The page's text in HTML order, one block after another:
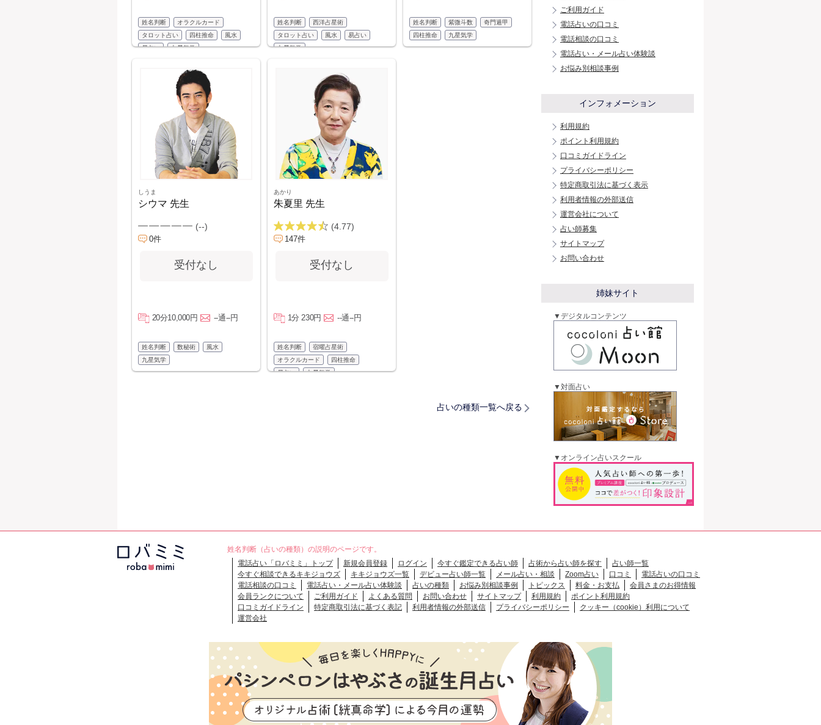
姓名判断
オラクルカード
タロット占い
四柱推命
風水
易占い
九星気学
姓名判断
西洋占星術
タロット占い
風水
易占い
九星気学
姓名判断 紫微斗数
奇門遁甲
四柱推命
九星気学
しうま
シウマ 先生
(--)
0件
受付なし
20分10,000円 --通--円
姓名判断 数秘術
風水
九星気学
あかり
朱夏里 先生
(4.77)
147件
受付なし
1分 230円 --通--円
姓名判断
宿曜占星術
オラクルカード
四柱推命
易占い
九星気学
占いの種類一覧へ戻る
ご利用ガイド
電話占いの口コミ
電話相談の口コミ
電話占い・メール占い体験談
お悩み別相談事例
インフォメーション
利用規約
ポイント利用規約
口コミガイドライン
プライバシーポリシー
特定商取引法に基づく表示
利用者情報の外部送信
運営会社について
占い師募集
サイトマップ
お問い合わせ
姉妹サイト
▼デジタルコンテンツ
▼対面占い
▼オンライン占いスクール
姓名判断（占いの種類）の説明のページです。
電話占い「ロバミミ」トップ
新規会員登録 ログイン 今すぐ鑑定できる占い師 占術から占い師を探す
占い師一覧
今すぐ相談できるキキジョウズ
キキジョウズ一覧 デビュー占い師一覧 メール占い・相談 Zoom占い 口コミ
電話占いの口コミ
電話相談の口コミ
電話占い・メール占い体験談 占いの種類 お悩み別相談事例 トピックス 料金・お支払
会員さまのお得情報
会員ランクについて
ご利用ガイド よくある質問 お問い合わせ サイトマップ 利用規約
ポイント利用規約
口コミガイドライン
特定商取引法に基づく表記 利用者情報の外部送信 プライバシーポリシー
クッキー（cookie）利用について
運営会社